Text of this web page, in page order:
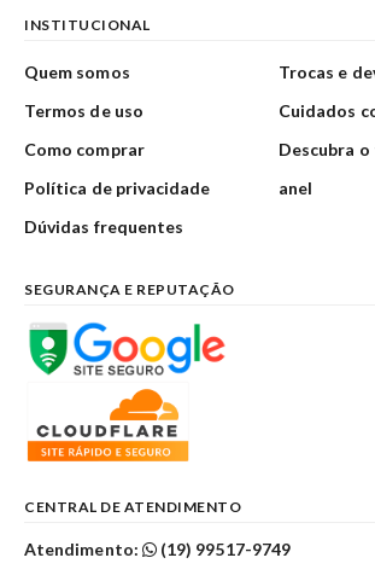
INSTITUCIONAL
Quem somos
Termos de uso
Como comprar
Política de privacidade
Dúvidas frequentes
Trocas e
Cuidados
Descubra
anel
SEGURANÇA E REPUTAÇÃO
CENTRAL DE ATENDIMENTO
Atendimento: (19) 99517-9749